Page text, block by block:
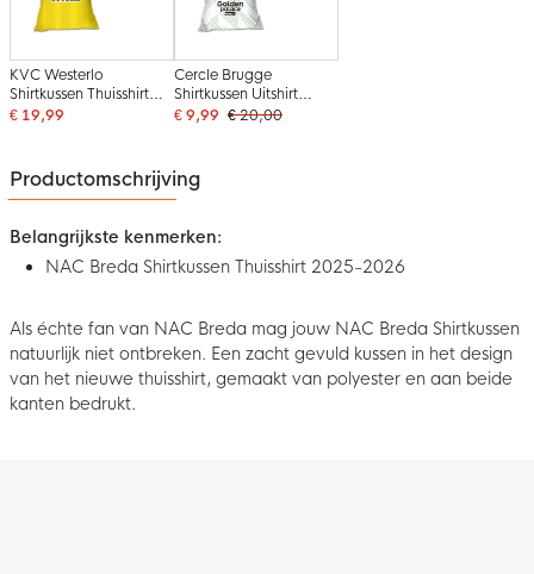
KVC Westerlo
Shirtkussen Thuisshirt
2025-2026
€ 19,99
Cercle Brugge
Shirtkussen Uitshirt
2025-2026
€ 9,99 € 20,00
Productomschrijving
Belangrijkste kenmerken:
NAC Breda Shirtkussen Thuisshirt 2025-2026
Als échte fan van NAC Breda mag jouw NAC Breda Shirtkussen
natuurlijk niet ontbreken. Een zacht gevuld kussen in het design
van het nieuwe thuisshirt, gemaakt van polyester en aan beide
kanten bedrukt.